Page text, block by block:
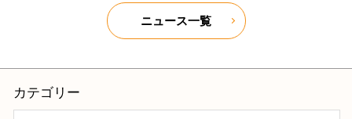
ニュース一覧
カテゴリー